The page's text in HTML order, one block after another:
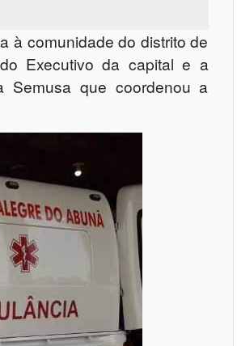
à comunidade do distrito de
Executivo da capital e a
Semusa que coordenou a